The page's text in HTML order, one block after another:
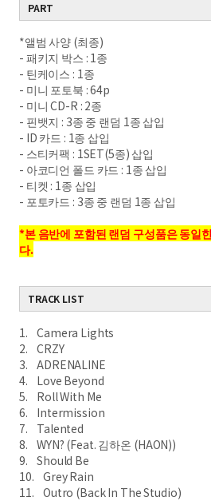
PART
*앨범 사양 (최종)
- 패키지 박스 : 1종
- 틴케이스 : 1종
- 미니 포토북 : 64p
- 미니 CD-R : 2종
- 핀뱃지 : 3종 중 랜덤 1종 삽입
- ID 카드 : 1종 삽입
- 스티커팩 : 1SET(5종) 삽입
- 아코디언 폴드 카드 : 1종 삽입
- 티켓 : 1종 삽입
- 포토카드 : 3종 중 랜덤 1종 삽입
*본 음반에 포함된 랜덤 구성품은 동일
다.
TRACK LIST
1. Camera Lights
2. CRZY
3. ADRENALINE
4. Love Beyond
5. Roll With Me
6. Intermission
7. Talented
8. WYN? (Feat. 김하온 (HAON))
9. Should Be
10. Grey Rain
11. Outro (Back In The Studio)